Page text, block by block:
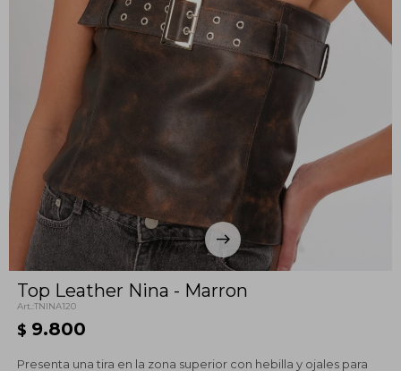
Top Leather Nina - Marron
TNINA120
$ 9.800
Presenta una tira en la zona superior con hebilla y ojales para